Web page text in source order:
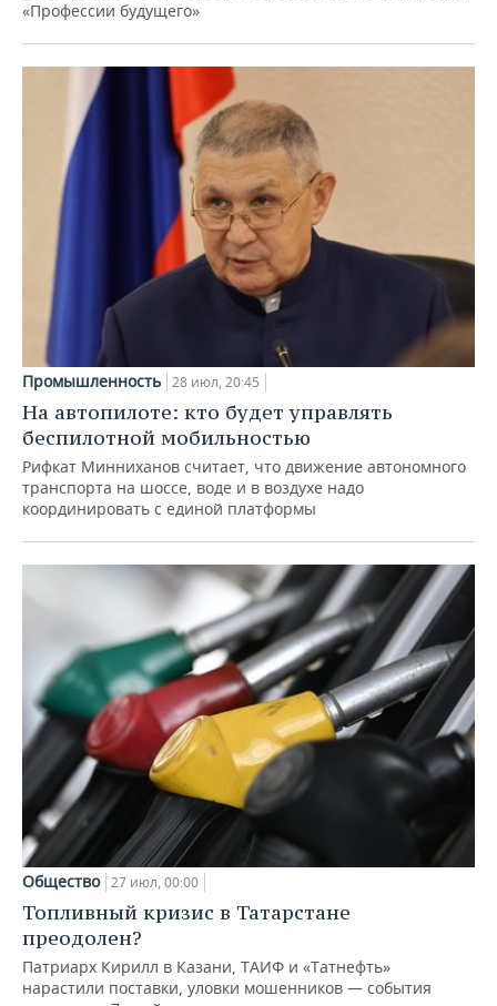
«Профессии будущего»
Промышленность 28 июл, 20:45
На автопилоте: кто будет управлять
беспилотной мобильностью
Рифкат Минниханов считает, что движение автономного
транспорта на шоссе, воде и в воздухе надо
координировать с единой платформы
Общество 27 июл, 00:00
Топливный кризис в Татарстане
преодолен?
Патриарх Кирилл в Казани, ТАИФ и «Татнефть»
нарастили поставки, уловки мошенников — события